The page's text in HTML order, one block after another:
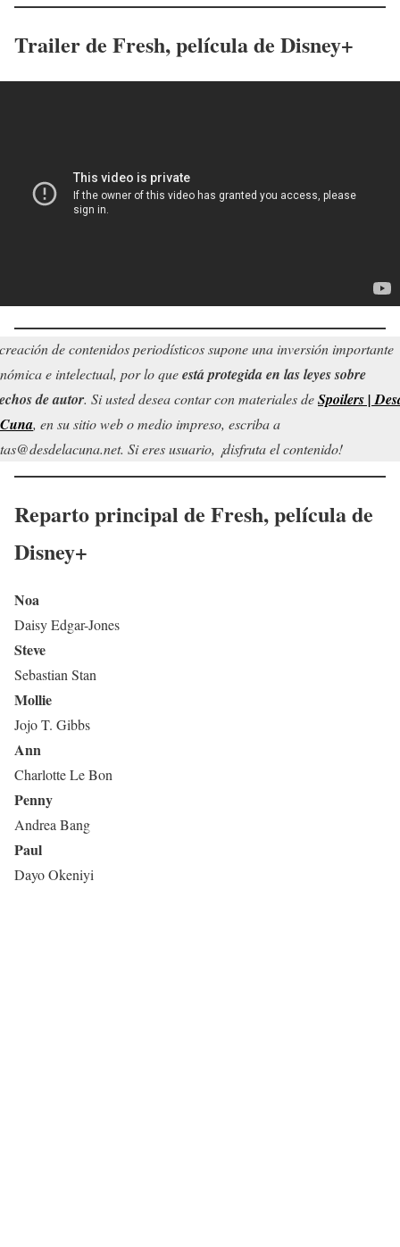
Trailer de Fresh, película de Disney+
de contenidos periodísticos supone una inversión importante
e intelectual, por lo queestá protegida en las leyes sobre
de autor. Si usted desea contar con materiales deSpoilers |
, en su sitio web o medio impreso, escriba a
Si eres usuario, ¡disfruta el contenido!
Reparto principal de Fresh, película de
Disney+
Noa
Daisy Edgar-Jones
Steve
Sebastian Stan
Mollie
Jojo T. Gibbs
Ann
Charlotte Le Bon
Penny
Andrea Bang
Paul
Dayo Okeniyi